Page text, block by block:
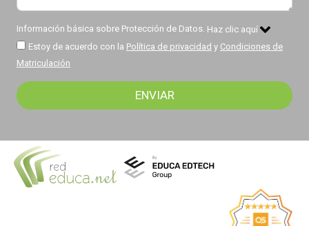
Información básica sobre Protección de Datos. Haz clic aquí
Estoy de acuerdo con la Política de privacidad y Condiciones de
Matriculación